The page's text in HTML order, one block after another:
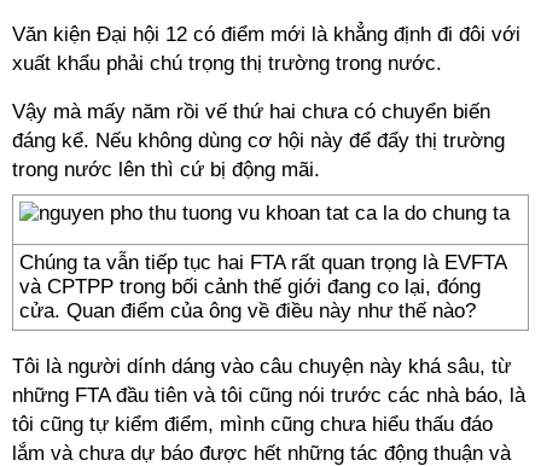
Văn kiện Đại hội 12 có điểm mới là khẳng định đi đôi với
xuất khẩu phải chú trọng thị trường trong nước.
Vậy mà mấy năm rồi vế thứ hai chưa có chuyển biến
đáng kể. Nếu không dùng cơ hội này để đẩy thị trường
trong nước lên thì cứ bị động mãi.
Chúng ta vẫn tiếp tục hai FTA rất quan trọng là EVFTA
và CPTPP trong bối cảnh thế giới đang co lại, đóng
cửa. Quan điểm của ông về điều này như thế nào?
Tôi là người dính dáng vào câu chuyện này khá sâu, từ
những FTA đầu tiên và tôi cũng nói trước các nhà báo, là
tôi cũng tự kiểm điểm, mình cũng chưa hiểu thấu đáo
lắm và chưa dự báo được hết những tác động thuận và